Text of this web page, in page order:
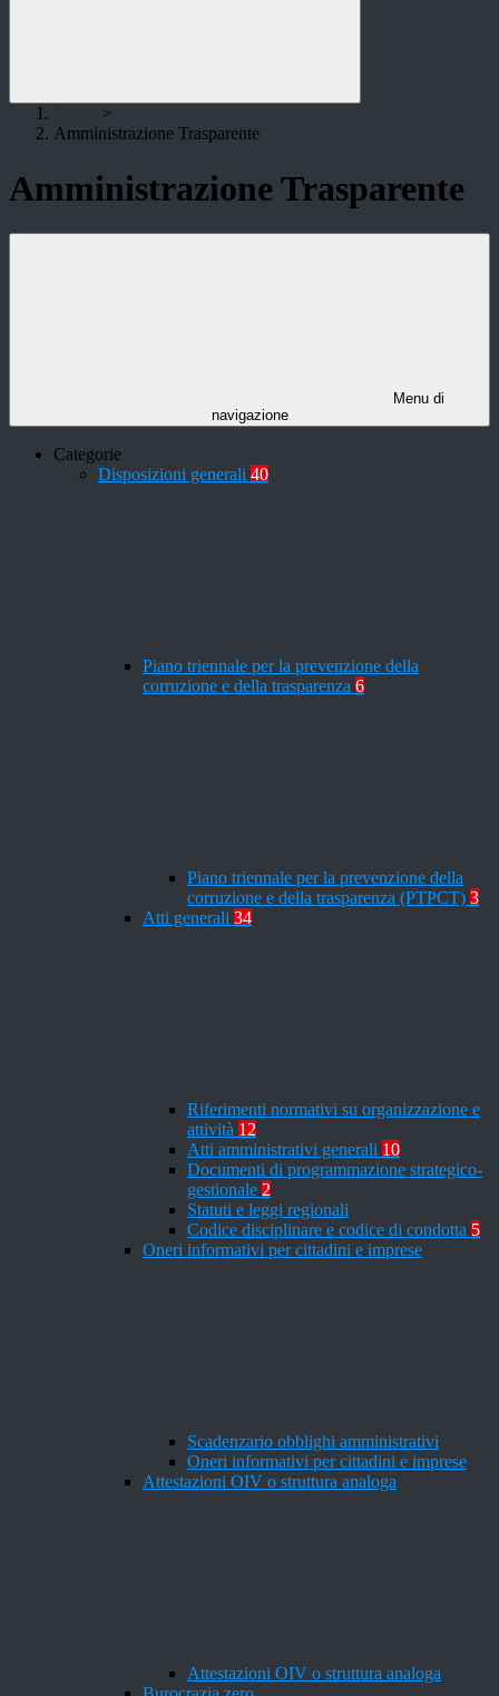
>
Amministrazione Trasparente
Amministrazione Trasparente
Menu di
navigazione
Categorie
Disposizioni generali 40
Piano triennale per la prevenzione della
corruzione e della trasparenza 6
Piano triennale per la prevenzione della
corruzione e della trasparenza (PTPCT) 3
Atti generali 34
Riferimenti normativi su organizzazione e
attività 12
Atti amministrativi generali 10
Documenti di programmazione strategico-
gestionale 2
Statuti e leggi regionali
Codice disciplinare e codice di condotta 5
Oneri informativi per cittadini e imprese
Scadenzario obblighi amministrativi
Oneri informativi per cittadini e imprese
Attestazioni OIV o struttura analoga
Attestazioni OIV o struttura analoga